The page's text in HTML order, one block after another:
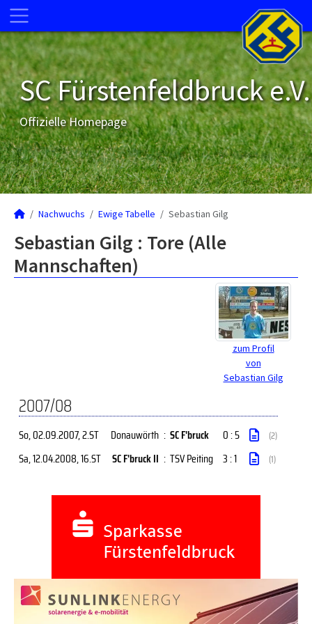
SC Fürstenfeldbruck e.V.
Offizielle Homepage
Nachwuchs Ewige Tabelle Sebastian Gilg
Sebastian Gilg : Tore (Alle
Mannschaften)
zum Profil
von
Sebastian Gilg
2007/08
So, 02.09.2007, 2.ST Donauwörth : SC F'bruck 0 : 5 (2)
Sa, 12.04.2008, 16.ST SC F'bruck II : TSV Peiting 3 : 1 (1)